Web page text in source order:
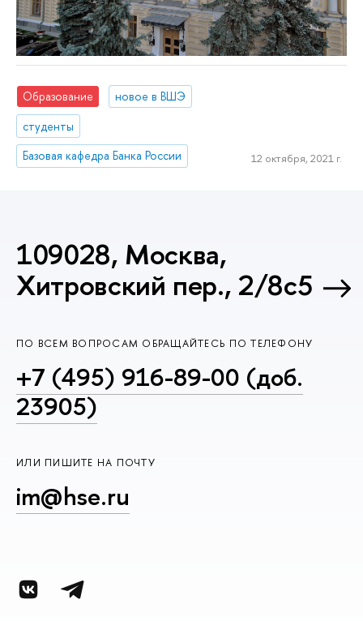
Образование
новое в ВШЭ
студенты
Базовая кафедра Банка России
12 октября, 2021 г.
109028, Москва,
Хитровский пер., 2/8с5
ПО ВСЕМ ВОПРОСАМ ОБРАЩАЙТЕСЬ ПО ТЕЛЕФОНУ
+7 (495) 916-89-00 (доб.
23905)
ИЛИ ПИШИТЕ НА ПОЧТУ
im@hse.ru